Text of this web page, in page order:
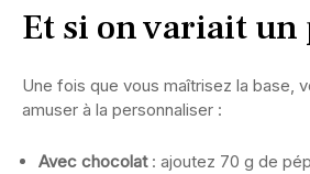
Et si on variait un
Une fois que vous maîtrisez la base,
amuser à la personnaliser :
Avec chocolat: ajoutez 70 g de